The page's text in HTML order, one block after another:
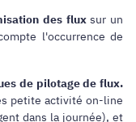
des fluxsur un
l'occurrence de
de pilotage de flux.
petite activité on-line
dans la journée), et